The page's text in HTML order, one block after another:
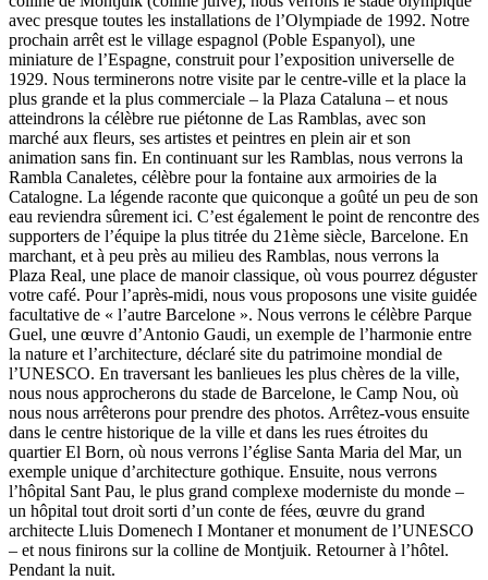
avec presque toutes les installations de l’Olympiade de 1992. Notre
prochain arrêt est le village espagnol (Poble Espanyol), une
miniature de l’Espagne, construit pour l’exposition universelle de
1929. Nous terminerons notre visite par le centre-ville et la place la
plus grande et la plus commerciale – la Plaza Cataluna – et nous
atteindrons la célèbre rue piétonne de Las Ramblas, avec son
marché aux fleurs, ses artistes et peintres en plein air et son
animation sans fin. En continuant sur les Ramblas, nous verrons la
Rambla Canaletes, célèbre pour la fontaine aux armoiries de la
Catalogne. La légende raconte que quiconque a goûté un peu de son
eau reviendra sûrement ici. C’est également le point de rencontre des
supporters de l’équipe la plus titrée du 21ème siècle, Barcelone. En
marchant, et à peu près au milieu des Ramblas, nous verrons la
Plaza Real, une place de manoir classique, où vous pourrez déguster
votre café. Pour l’après-midi, nous vous proposons une visite guidée
facultative de « l’autre Barcelone ». Nous verrons le célèbre Parque
Guel, une œuvre d’Antonio Gaudi, un exemple de l’harmonie entre
la nature et l’architecture, déclaré site du patrimoine mondial de
l’UNESCO. En traversant les banlieues les plus chères de la ville,
nous nous approcherons du stade de Barcelone, le Camp Nou, où
nous nous arrêterons pour prendre des photos. Arrêtez-vous ensuite
dans le centre historique de la ville et dans les rues étroites du
quartier El Born, où nous verrons l’église Santa Maria del Mar, un
exemple unique d’architecture gothique. Ensuite, nous verrons
l’hôpital Sant Pau, le plus grand complexe moderniste du monde –
un hôpital tout droit sorti d’un conte de fées, œuvre du grand
architecte Lluis Domenech I Montaner et monument de l’UNESCO
– et nous finirons sur la colline de Montjuik. Retourner à l’hôtel.
Pendant la nuit.